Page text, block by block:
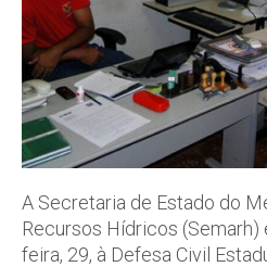
A Secretaria de Estado do
Recursos Hídricos
feira, 29, à Defesa Civil